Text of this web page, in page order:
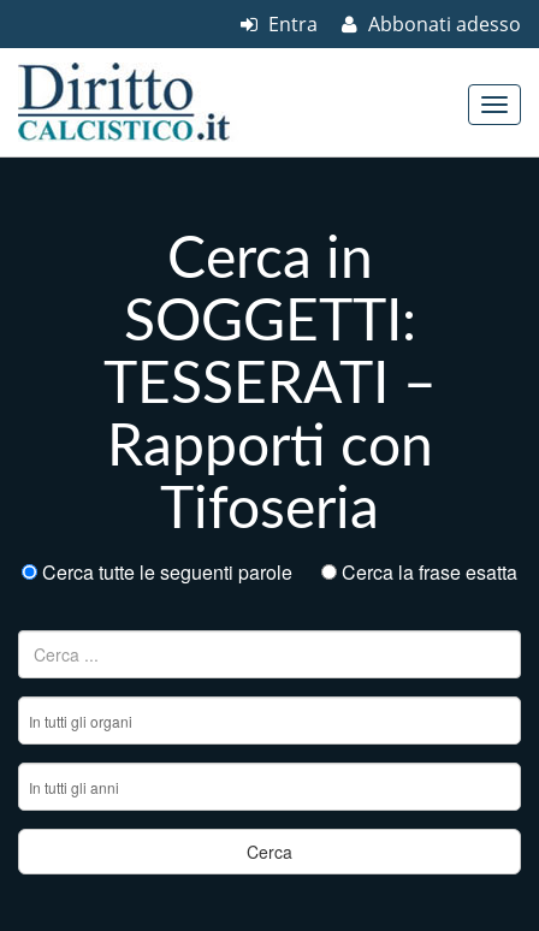
Abbonati adesso
Entra
Cerca in
SOGGETTI:
TESSERATI –
Rapporti con
Tifoseria
Cerca tutte le seguenti parole Cerca la frase esatta
Ricerca per: